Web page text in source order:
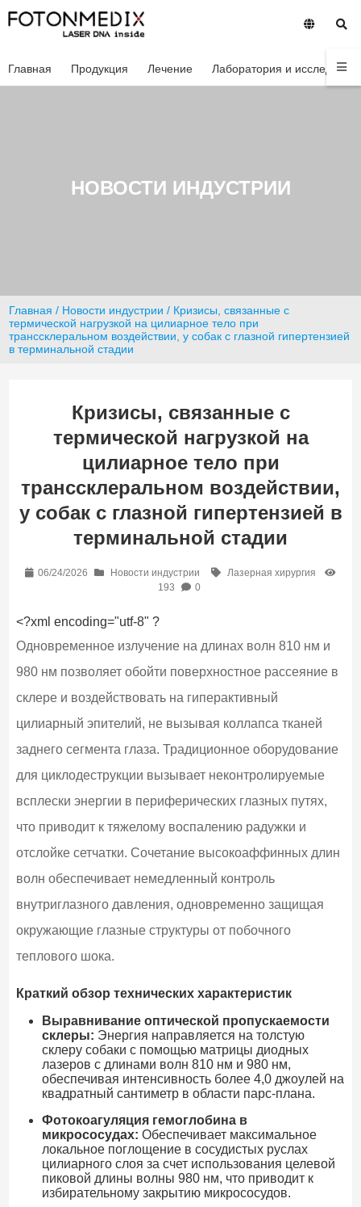
Главная Продукция Лечение Лаборатория и
НОВОСТИ ИНДУСТРИИ
Главная / Новости индустрии / Кризисы, связанные с
термической нагрузкой на цилиарное тело при
транссклеральном воздействии, у собак с глазной гипертензией
в терминальной стадии
Кризисы, связанные с
термической нагрузкой на
цилиарное тело при
транссклеральном воздействии,
у собак с глазной гипертензией в
терминальной стадии
06/24/2026 Новости индустрии
Лазерная хирургия
193
0
<?xml encoding="utf-8" ?
Одновременное излучение на длинах волн 810 нм и
980 нм позволяет обойти поверхностное рассеяние в
склере и воздействовать на гиперактивный
цилиарный эпителий, не вызывая коллапса тканей
заднего сегмента глаза. Традиционное оборудование
для циклодеструкции вызывает неконтролируемые
всплески энергии в периферических глазных путях,
что приводит к тяжелому воспалению радужки и
отслойке сетчатки. Сочетание высокоаффинных длин
волн обеспечивает немедленный контроль
внутриглазного давления, одновременно защищая
окружающие глазные структуры от побочного
теплового шока.
Краткий обзор технических характеристик
Выравнивание оптической пропускаемости
склеры: Энергия направляется на толстую
склеру собаки с помощью матрицы диодных
лазеров с длинами волн 810 нм и 980 нм,
обеспечивая интенсивность более 4,0 джоулей на
квадратный сантиметр в области парс-плана.
Фотокоагуляция гемоглобина в
микрососудах: Обеспечивает максимальное
локальное поглощение в сосудистых руслах
цилиарного слоя за счет использования целевой
пиковой длины волны 980 нм, что приводит к
избирательному закрытию микрососудов.